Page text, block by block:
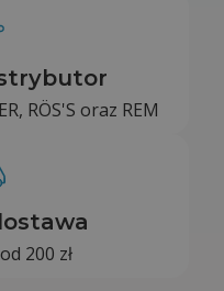
RÖS'S oraz REM
200 zł